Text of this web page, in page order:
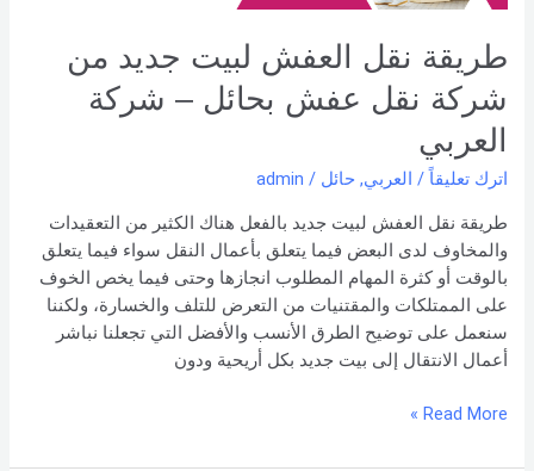
طريقة نقل العفش لبيت جديد من
شركة نقل عفش بحائل – شركة
العربي
اترك تعليقاً / العربي, حائل /
admin
طريقة نقل العفش لبيت جديد بالفعل هناك الكثير من التعقيدات
والمخاوف لدى البعض فيما يتعلق بأعمال النقل سواء فيما يتعلق
بالوقت أو كثرة المهام المطلوب انجازها وحتى فيما يخص الخوف
على الممتلكات والمقتنيات من التعرض للتلف والخسارة، ولكننا
سنعمل على توضيح الطرق الأنسب والأفضل التي تجعلنا نباشر
أعمال الانتقال إلى بيت جديد بكل أريحية ودون
شركة
العربي
Read More »